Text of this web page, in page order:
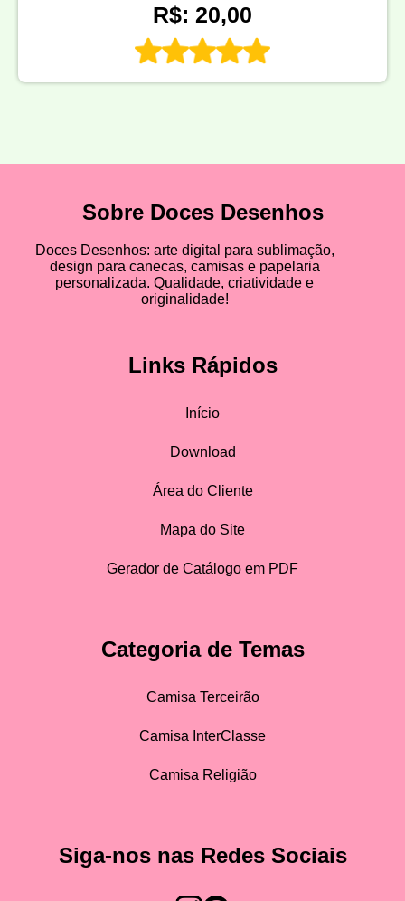
R$: 20,00
Sobre Doces Desenhos
Doces Desenhos: arte digital para sublimação,
design para canecas, camisas e papelaria
personalizada. Qualidade, criatividade e
originalidade!
Links Rápidos
Início
Download
Área do Cliente
Mapa do Site
Gerador de Catálogo em PDF
Categoria de Temas
Camisa Terceirão
Camisa InterClasse
Camisa Religião
Siga-nos nas Redes Sociais